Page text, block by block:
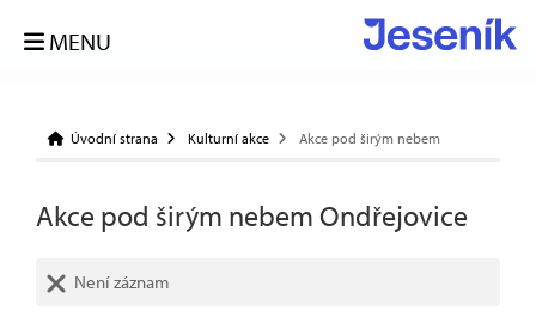
MENU
Úvodní strana Kulturní akce Akce pod širým nebem
Akce pod širým nebem Ondřejovice
Není záznam